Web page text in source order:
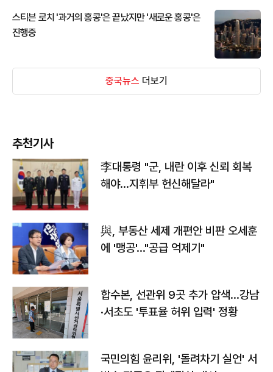
스티븐 로치 '과거의 홍콩'은 끝났지만 '새로운 홍콩'은
진행중
중국뉴스 더보기
추천기사
李대통령 "군, 내란 이후 신뢰 회복
해야…지휘부 헌신해달라"
與, 부동산 세제 개편안 비판 오세훈
에 '맹공'…"공급 억제기"
합수본, 선관위 9곳 추가 압색…강남
·서초도 '투표율 허위 입력' 정황
국민의힘 윤리위, '돌려차기 실언' 서